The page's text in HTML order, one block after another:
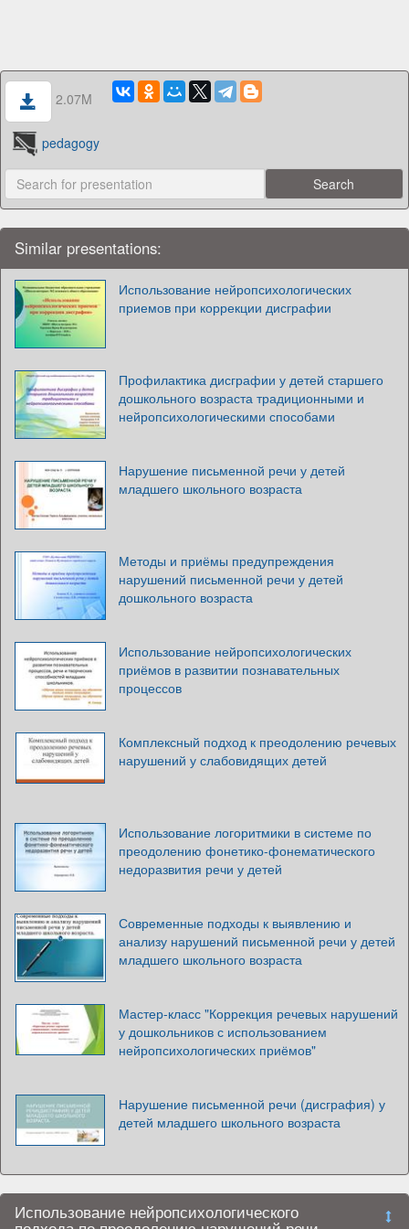
2.07M
pedagogy
Similar presentations:
Использование нейропсихологических
приемов при коррекции дисграфии
Профилактика дисграфии у детей старшего
дошкольного возраста традиционными и
нейропсихологическими способами
Нарушение письменной речи у детей
младшего школьного возраста
Методы и приёмы предупреждения
нарушений письменной речи у детей
дошкольного возраста
Использование нейропсихологических
приёмов в развитии познавательных
процессов
Комплексный подход к преодолению речевых
нарушений у слабовидящих детей
Использование логоритмики в системе по
преодолению фонетико-фонематического
недоразвития речи у детей
Современные подходы к выявлению и
анализу нарушений письменной речи у детей
младшего школьного возраста
Мастер-класс "Коррекция речевых нарушений
у дошкольников с использованием
нейропсихологических приёмов"
Нарушение письменной речи (дисграфия) у
детей младшего школьного возраста
Использование нейропсихологического